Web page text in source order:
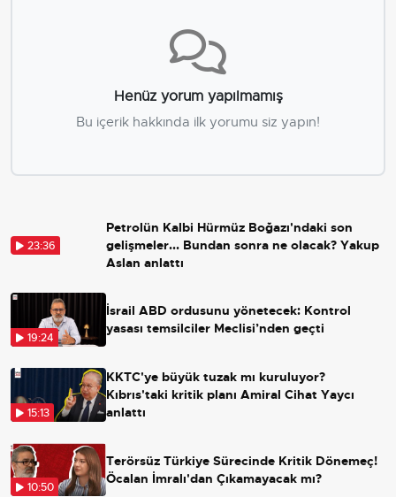
Henüz yorum yapılmamış
Bu içerik hakkında ilk yorumu siz yapın!
23:36
Petrolün Kalbi Hürmüz Boğazı'ndaki son
gelişmeler... Bundan sonra ne olacak? Yakup
Aslan anlattı
19:24
İsrail ABD ordusunu yönetecek: Kontrol
yasası temsilciler Meclisi’nden geçti
15:13
KKTC'ye büyük tuzak mı kuruluyor?
Kıbrıs'taki kritik planı Amiral Cihat Yaycı
anlattı
10:50
Terörsüz Türkiye Sürecinde Kritik Dönemeç!
Öcalan İmralı'dan Çıkamayacak mı?